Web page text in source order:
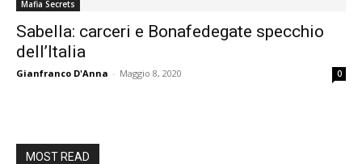
Mafia Secrets
Sabella: carceri e Bonafedegate specchio
dell’Italia
Gianfranco D'Anna - Maggio 8, 2020 0
MOST READ